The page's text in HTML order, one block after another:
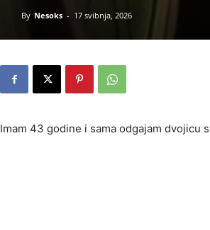
By Nesoks - 17 svibnja, 2026
Imam 43 godine i sama odgajam dvojicu